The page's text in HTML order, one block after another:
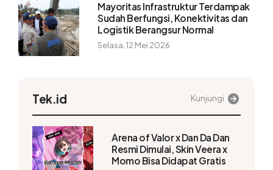
Mayoritas Infrastruktur Terdampak
Sudah Berfungsi, Konektivitas dan
Logistik Berangsur Normal
Selasa, 12 Mei 2026
Tek.id Kunjungi
Arena of Valor x Dan Da Dan
Resmi Dimulai, Skin Veera x
Momo Bisa Didapat Gratis